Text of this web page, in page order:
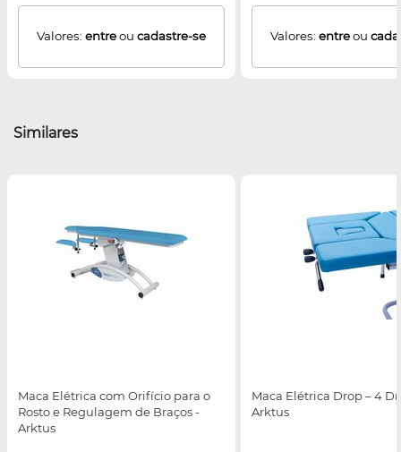
Valores: entreou cadastre-se Valores: entreou
Similares
Maca Elétrica com Orifício para o
Rosto e Regulagem de Braços -
Arktus
Maca Elétrica Drop – 4
Arktus